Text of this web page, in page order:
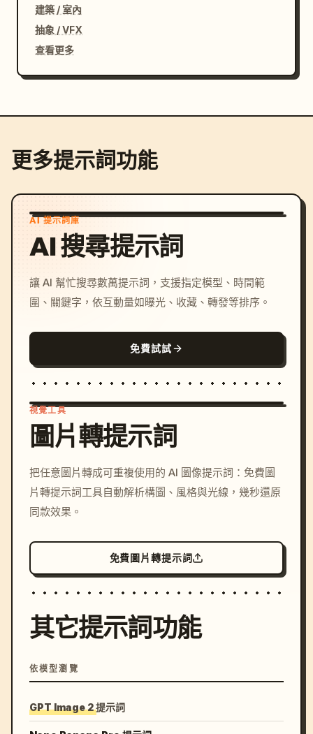
建築 / 室內
抽象 / VFX
查看更多
更多提示詞功能
AI 提示詞庫
AI 搜尋提示詞
讓 AI 幫忙搜尋數萬提示詞，支援指定模型、時間範
圍、關鍵字，依互動量如曝光、收藏、轉發等排序。
免費試試
c, cyberpunk sunset, neon
colors, 8k --v 6.0
視覺工具
圖片轉提示詞
把任意圖片轉成可重複使用的 AI 圖像提示詞：免費圖
片轉提示詞工具自動解析構圖、風格與光線，幾秒還原
同款效果。
免費圖片轉提示詞
其它提示詞功能
依模型瀏覽
GPT Image 2 提示詞